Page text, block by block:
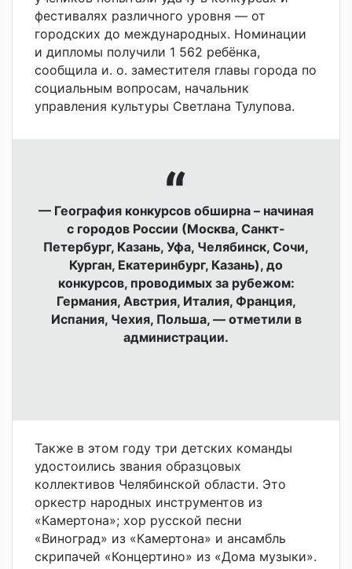
фестивалях различного уровня — от
городских до международных. Номинации
и дипломы получили 1 562 ребёнка,
сообщила и. о. заместителя главы города по
социальным вопросам, начальник
управления культуры Светлана Тулупова.
— География конкурсов обширна – начиная
с городов России (Москва, Санкт-
Петербург, Казань, Уфа, Челябинск, Сочи,
Курган, Екатеринбург, Казань), до
конкурсов, проводимых за рубежом:
Германия, Австрия, Италия, Франция,
Испания, Чехия, Польша, — отметили в
администрации.
Также в этом году три детских команды
удостоились звания образцовых
коллективов Челябинской области. Это
оркестр народных инструментов из
«Камертона»; хор русской песни
«Виноград» из «Камертона» и ансамбль
скрипачей «Концертино» из «Дома музыки».